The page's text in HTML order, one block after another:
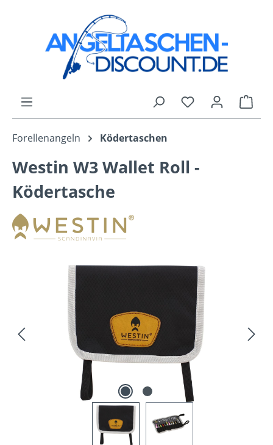
Zum Hauptinhalt springen
Du hast 0
Forellenangeln Ködertaschen
Westin W3 Wallet Roll -
Ködertasche
Bildergalerie überspringen